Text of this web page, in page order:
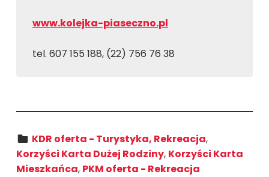
www.kolejka-piaseczno.pl
tel. 607 155 188, (22) 756 76 38
Kategoria:
KDR oferta - Turystyka, Rekreacja,
Korzyści Karta Dużej Rodziny, Korzyści Karta
Mieszkańca, PKM oferta - Rekreacja